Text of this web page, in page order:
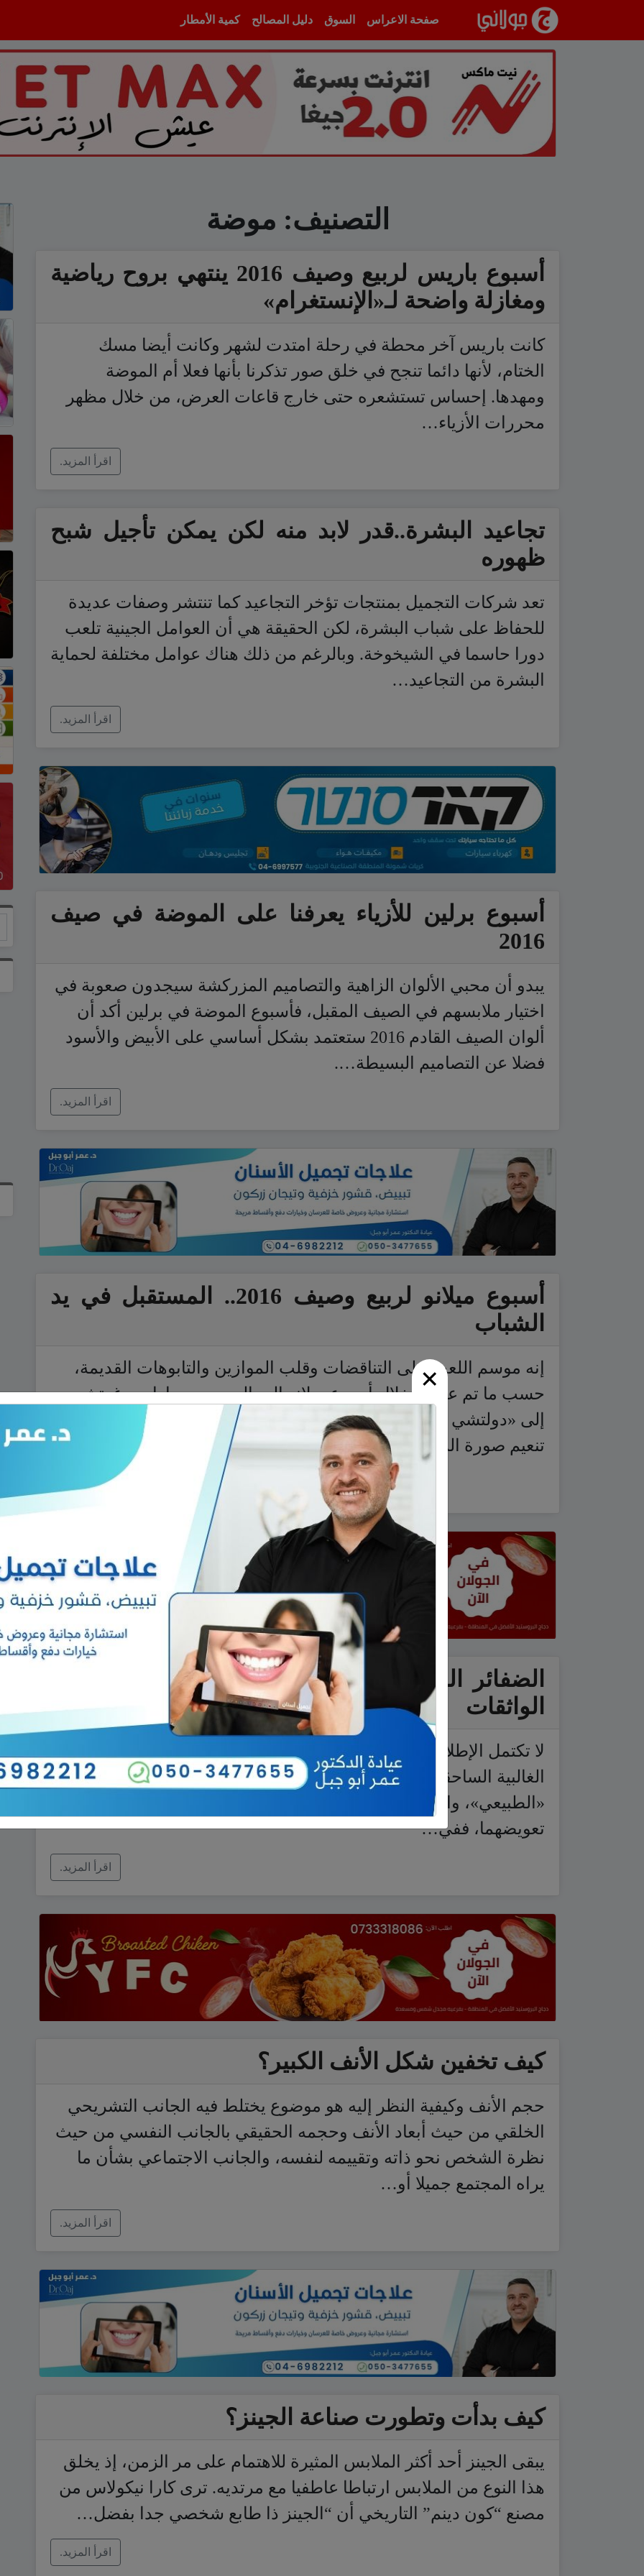
صفحة الاعراس
السوق دليل المصالح كمية الأمطار
×
التصنيف: موضة
أسبوع باريس لربيع وصيف 2016 ينتهي بروح رياضية
ومغازلة واضحة لـ«الإنستغرام»
كانت باريس آخر محطة في رحلة امتدت لشهر وكانت أيضا مسك
الختام، لأنها دائما تنجح في خلق صور تذكرنا بأنها فعلا أم الموضة
ومهدها. إحساس تستشعره حتى خارج قاعات العرض، من خلال مظهر
محررات الأزياء…
اقرأ المزيد.
تجاعيد البشرة..قدر لابد منه لكن يمكن تأجيل شبح
ظهوره
تعد شركات التجميل بمنتجات تؤخر التجاعيد كما تنتشر وصفات عديدة
للحفاظ على شباب البشرة، لكن الحقيقة هي أن العوامل الجينية تلعب
دورا حاسما في الشيخوخة. وبالرغم من ذلك هناك عوامل مختلفة لحماية
البشرة من التجاعيد…
اقرأ المزيد.
أسبوع برلين للأزياء يعرفنا على الموضة في صيف
2016
يبدو أن محبي الألوان الزاهية والتصاميم المزركشة سيجدون صعوبة في
اختيار ملابسهم في الصيف المقبل، فأسبوع الموضة في برلين أكد أن
ألوان الصيف القادم 2016 ستعتمد بشكل أساسي على الأبيض والأسود
فضلا عن التصاميم البسيطة….
اقرأ المزيد.
أسبوع ميلانو لربيع وصيف 2016.. المستقبل في يد
الشباب
إنه موسم اللعب على التناقضات وقلب الموازين والتابوهات القديمة،
حسب ما تم عرضه خلال أسبوع ميلانو الرجالي. من «برادا» و«غوتشي»
إلى «دولتشي أندغابانا» و«فيرساتشي» وغيرهم، كانت التوجه يجنح إلى
تنعيم صورة الرجل، بل تأنيثها في…
اقرأ المزيد.
الضفائر المجدلة والمكياج الطبيعي لإطلالة النجمات
الواثقات
لا تكتمل الإطلالة من دون الأساسيات من شعر ومكياج، وإن كان اتجاه
الغالبية الساحقة إلى مكياج «طبيعي»، إلاّ أن الرونق الذي يضفيه هذا
«الطبيعي»، والضوء الذي يضيف لمسة إشراقة على الوجوه لا يمكن
تعويضهما، ففي…
اقرأ المزيد.
كيف تخفين شكل الأنف الكبير؟
حجم الأنف وكيفية النظر إليه هو موضوع يختلط فيه الجانب التشريحي
الخلقي من حيث أبعاد الأنف وحجمه الحقيقي بالجانب النفسي من حيث
نظرة الشخص نحو ذاته وتقييمه لنفسه، والجانب الاجتماعي بشأن ما
يراه المجتمع جميلا أو…
اقرأ المزيد.
كيف بدأت وتطورت صناعة الجينز؟
يبقى الجينز أحد أكثر الملابس المثيرة للاهتمام على مر الزمن، إذ يخلق
هذا النوع من الملابس ارتباطا عاطفيا مع مرتديه. ترى كارا نيكولاس من
مصنع “كون دينم” التاريخي أن “الجينز ذا طابع شخصي جدا بفضل…
اقرأ المزيد.